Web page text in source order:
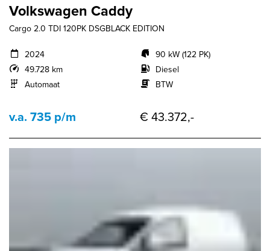
Volkswagen Caddy
Cargo 2.0 TDI 120PK DSGBLACK EDITION
2024
49.728 km
Automaat
90 kW (122 PK)
Diesel
BTW
v.a. 735 p/m € 43.372,-